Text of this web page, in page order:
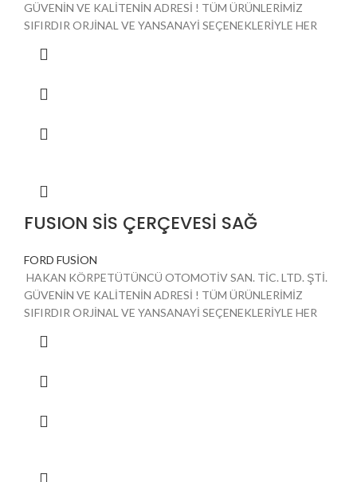
GÜVENİN VE KALİTENİN ADRESİ ! TÜM ÜRÜNLERİMİZ
SIFIRDIR ORJİNAL VE YANSANAYİ SEÇENEKLERİYLE HER
FUSION SİS ÇERÇEVESİ SAĞ
FORD FUSİON
HAKAN KÖRPETÜTÜNCÜ OTOMOTİV SAN. TİC. LTD. ŞTİ.
GÜVENİN VE KALİTENİN ADRESİ ! TÜM ÜRÜNLERİMİZ
SIFIRDIR ORJİNAL VE YANSANAYİ SEÇENEKLERİYLE HER